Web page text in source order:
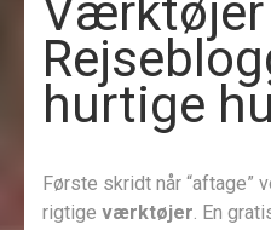
Værktøjer
hurtige
Første skridt når “aftage”
rigtige værktøjer. En